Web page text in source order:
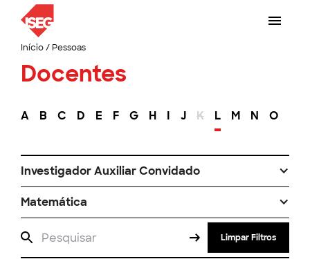
Início/ Pessoas
Docentes
A B C D E F G H I J K L M N O
Investigador Auxiliar Convidado
Matemática
Limpar Filtros